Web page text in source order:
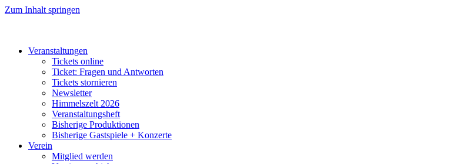
Zum Inhalt springen
Veranstaltungen
Tickets online
Ticket: Fragen und Antworten
Tickets stornieren
Newsletter
Himmelszelt 2026
Veranstaltungsheft
Bisherige Produktionen
Bisherige Gastspiele + Konzerte
Verein
Mitglied werden